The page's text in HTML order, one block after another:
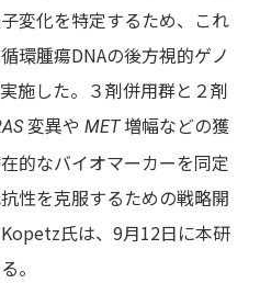
変化を特定するため、これ
環腫瘍DNAの後方視的ゲノ
施した。３剤併用群と２剤
変異や MET増幅などの獲
的なバイオマーカーを同定
性を克服するための戦略開
氏は、9月12日に本研
。